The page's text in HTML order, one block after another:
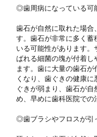
◎歯周病になっている可
歯石が自然に取れた場
す。歯石が非常に多く蓄
いる可能性があります
ばれる細菌の塊が付着し
ます。歯に大量の歯石
くなり、歯ぐきの健康
ぐきが弱まり、歯石が
め、早めに歯科医院での
◎歯ブラシやフロスが引